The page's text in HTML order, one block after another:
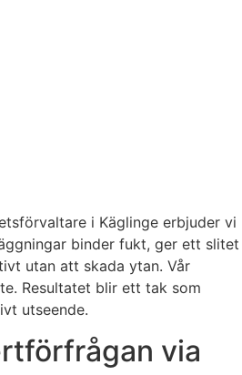
i Käglinge erbjuder vi
binder fukt, ger ett slitet
utan att skada ytan. Vår
Resultatet blir ett tak som
utseende.
via